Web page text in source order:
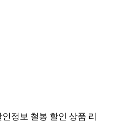
인정보 철봉 할인 상품 리